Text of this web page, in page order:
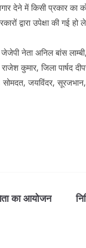
देने में किसी प्रकार का
द्वारा उपेक्षा की गई
नेता अनिल बांस
कुमार, जिला
सोमदत, जयविंदर,
का आयोजन